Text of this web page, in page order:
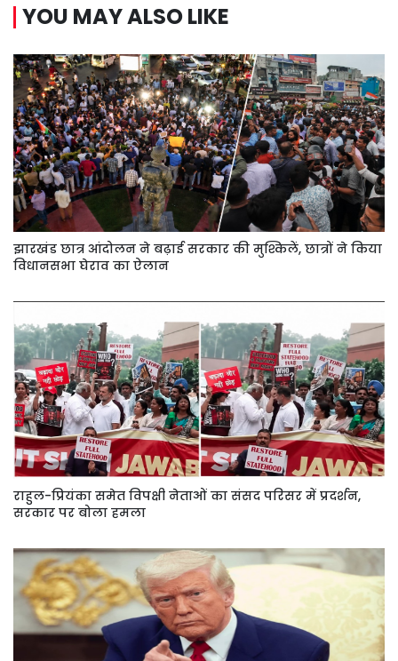
YOU MAY ALSO LIKE
झारखंड छात्र आंदोलन ने बढ़ाई सरकार की मुश्किलें, छात्रों ने किया
विधानसभा घेराव का ऐलान
राहुल-प्रियंका समेत विपक्षी नेताओं का संसद परिसर में प्रदर्शन,
सरकार पर बोला हमला